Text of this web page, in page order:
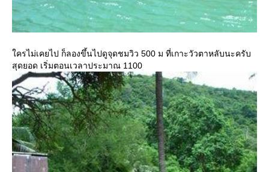
ครไม่เคยไป ก็ลองขึ้นไปดูจุดชมวิว 500 ม ที่เกาะวัวตาหลับนะครับ
สุดยอด เริ่มตอนเวลาประมาณ 1100